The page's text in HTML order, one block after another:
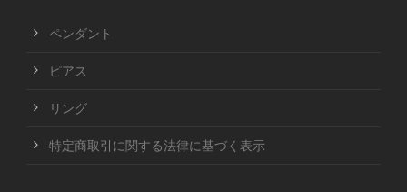
ペンダント
ピアス
リング
特定商取引に関する法律に基づく表示